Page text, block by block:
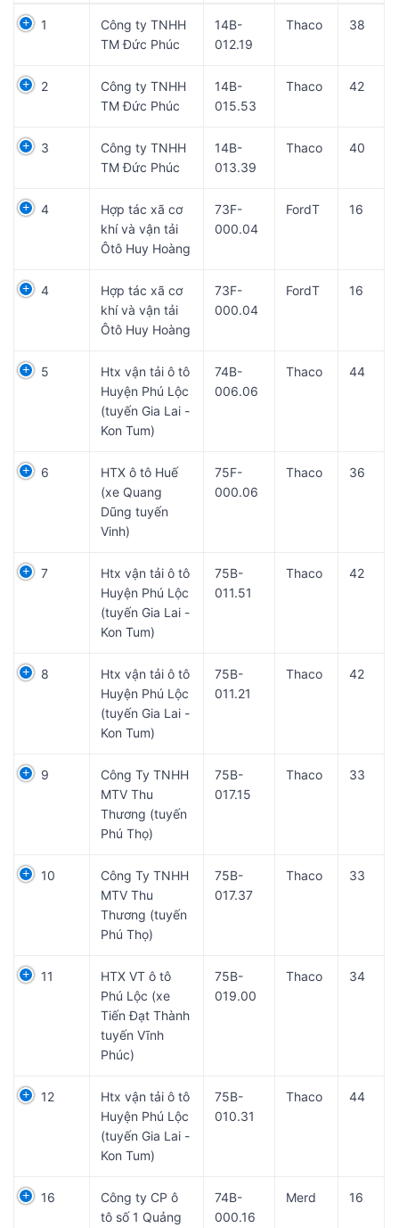
1
Công ty TNHH
TM Đức Phúc
14B-
012.19
Thaco 38
2
Công ty TNHH
TM Đức Phúc
14B-
015.53
Thaco 42
3
Công ty TNHH
TM Đức Phúc
14B-
013.39
Thaco 40
4
Hợp tác xã cơ
khí và vận tải
Ôtô Huy Hoàng
73F-
000.04
FordT 16
4
Hợp tác xã cơ
khí và vận tải
Ôtô Huy Hoàng
73F-
000.04
FordT 16
5
Htx vận tải ô tô
Huyện Phú Lộc
(tuyến Gia Lai -
Kon Tum)
74B-
006.06
Thaco 44
6
HTX ô tô Huế
(xe Quang
Dũng tuyến
Vinh)
75F-
000.06
Thaco 36
7
Htx vận tải ô tô
Huyện Phú Lộc
(tuyến Gia Lai -
Kon Tum)
75B-
011.51
Thaco 42
8
Htx vận tải ô tô
Huyện Phú Lộc
(tuyến Gia Lai -
Kon Tum)
75B-
011.21
Thaco 42
9
Công Ty TNHH
MTV Thu
Thương (tuyến
Phú Thọ)
75B-
017.15
Thaco 33
10
Công Ty TNHH
MTV Thu
Thương (tuyến
Phú Thọ)
75B-
017.37
Thaco 33
11
HTX VT ô tô
Phú Lộc (xe
Tiến Đạt Thành
tuyến Vĩnh
Phúc)
75B-
019.00
Thaco 34
12
Htx vận tải ô tô
Huyện Phú Lộc
(tuyến Gia Lai -
Kon Tum)
75B-
010.31
Thaco 44
16
Công ty CP ô
tô số 1 Quảng
74B-
000.16
Merd 16